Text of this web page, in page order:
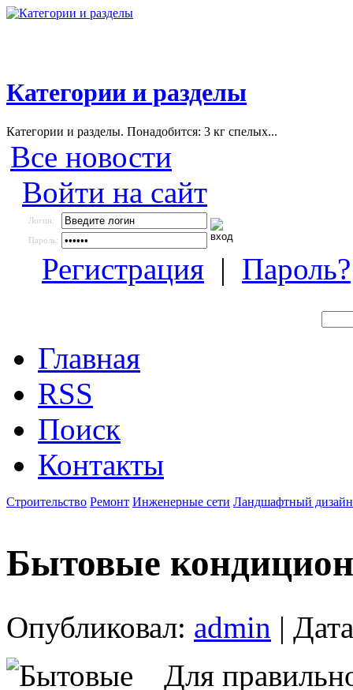
Категории и разделы
Категории и разделы. Понадобится: 3 кг спелых...
Все новости
Войти на сайт
Логин:
Пароль:
Регистрация | Пароль?
Главная
RSS
Поиск
Контакты
Строительство Ремонт Инженерные сети Ландшафтный дизайн
Бытовые
Опубликовал: admin |
Для